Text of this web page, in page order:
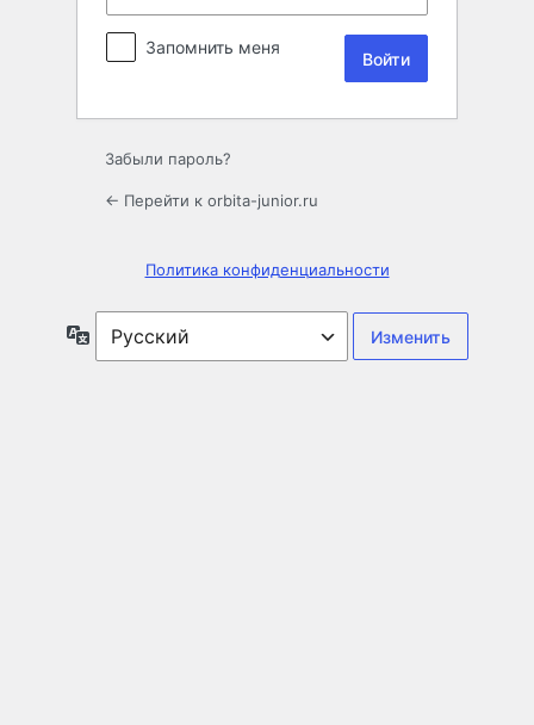
Запомнить меня
Забыли пароль?
← Перейти к orbita-junior.ru
Политика конфиденциальности
Язык